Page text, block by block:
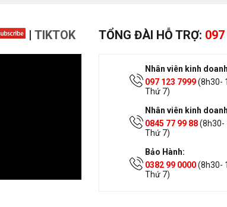
| TIKTOK TỔNG ĐÀI HỖ TRỢ:
Nhân viên kinh
097 123 7999(8h30-
Thứ 7)
Nhân viên kinh
0845 77 99 88(8h30-
Thứ 7)
Bảo Hành:
0382 99 0000(8h30-
Thứ 7)